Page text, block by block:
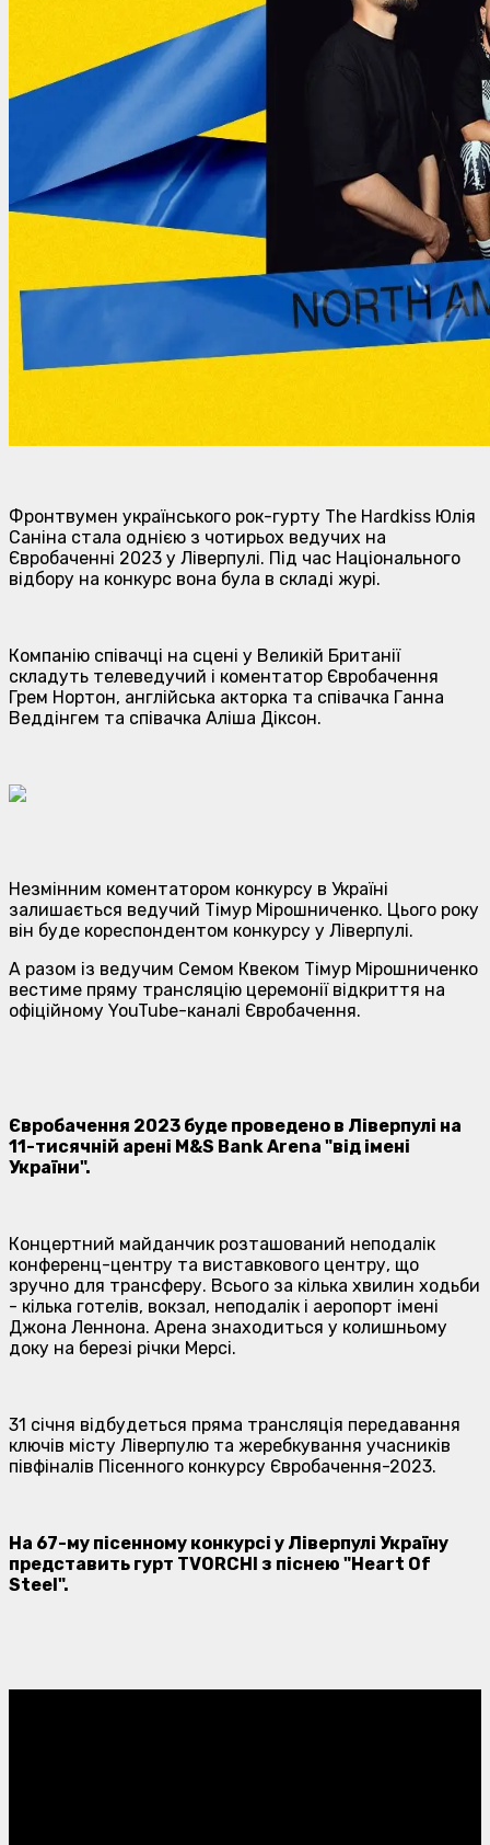
Фронтвумен українського рок-гурту The Hardkiss Юлія
Саніна стала однією з чотирьох ведучих на
Євробаченні 2023 у Ліверпулі. Під час Національного
відбору на конкурс вона була в складі журі.
Компанію співачці на сцені у Великій Британії
складуть телеведучий і коментатор Євробачення
Грем Нортон, англійська акторка та співачка Ганна
Веддінгем та співачка Аліша Діксон.
Незмінним коментатором конкурсу в Україні
залишається ведучий Тімур Мірошниченко. Цього року
він буде кореспондентом конкурсу у Ліверпулі.
А разом із ведучим Семом Квеком Тімур Мірошниченко
вестиме пряму трансляцію церемонії відкриття на
офіційному YouTube-каналі Євробачення.
Євробачення 2023 буде проведено в Ліверпулі на
11-тисячній арені M&S Bank Arena "від імені
України".
Концертний майданчик розташований неподалік
конференц-центру та виставкового центру, що
зручно для трансферу. Всього за кілька хвилин ходьби
- кілька готелів, вокзал, неподалік і аеропорт імені
Джона Леннона. Арена знаходиться у колишньому
доку на березі річки Мерсі.
31 січня відбудеться пряма трансляція передавання
ключів місту Ліверпулю та жеребкування учасників
півфіналів Пісенного конкурсу Євробачення-2023.
На 67-му пісенному конкурсі у Ліверпулі Україну
представить гурт TVORCHI з піснею "Heart Of
Steel".